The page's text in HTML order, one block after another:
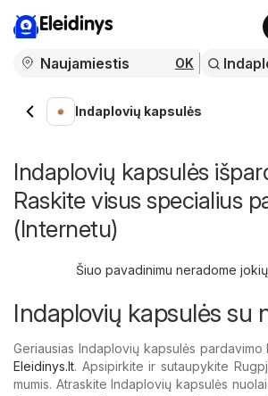
Eleidinys
OK
Indaplovių kapsulės
Indaplovių kapsulės
Raskite visus specialius
(Internetu)
Šiuo pavadinimu neradome
Indaplovių kapsulės su
Geriausias Indaplovių kapsulės pardavimo
Eleidinys.lt. Apsipirkite ir sutaupykite
mumis. Atraskite Indaplovių kapsulės